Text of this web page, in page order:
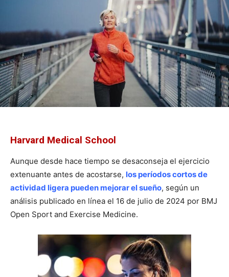
Harvard Medical School
Aunque desde hace tiempo se desaconseja el ejercicio
extenuante antes de acostarse, los períodos cortos de
actividad ligera pueden mejorar el sueño, según un
análisis publicado en línea el 16 de julio de 2024 por BMJ
Open Sport and Exercise Medicine.